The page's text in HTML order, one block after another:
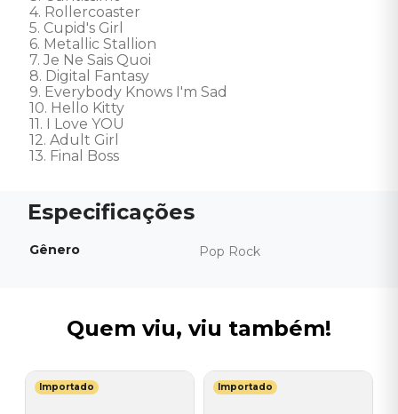
4. Rollercoaster
5. Cupid's Girl
6. Metallic Stallion
7. Je Ne Sais Quoi
8. Digital Fantasy
9. Everybody Knows I'm Sad
10. Hello Kitty
11. I Love YOU
12. Adult Girl
13. Final Boss
Gênero Pop Rock
Quem viu, viu também!
Importado Importado